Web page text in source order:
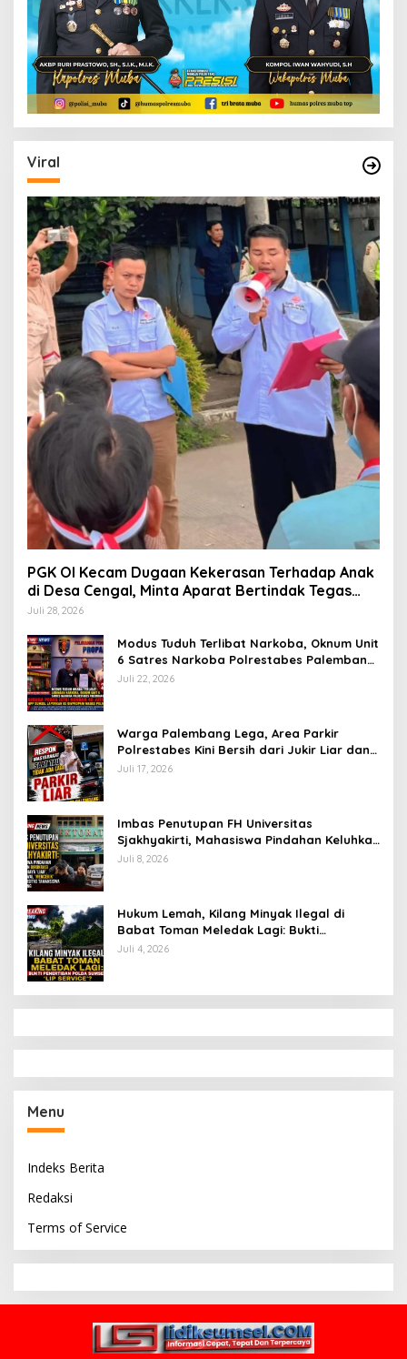
Viral
PGK OI Kecam Dugaan Kekerasan Terhadap Anak
di Desa Cengal, Minta Aparat Bertindak Tegas
Jika Terbukti
Juli 28, 2026
Modus Tuduh Terlibat Narkoba, Oknum Unit
6 Satres Narkoba Polrestabes Palembang
Diduga Peras Istri Korban Rp40 Juta, GPP
Juli 22, 2026
Warga Palembang Lega, Area Parkir
Polrestabes Kini Bersih dari Jukir Liar dan
Gratis
Juli 17, 2026
Imbas Penutupan FH Universitas
Sjakhyakirti, Mahasiswa Pindahan Keluhkan
Birokrasi Ruwet di Universitas Tamansiswa
Juli 8, 2026
Hukum Lemah, Kilang Minyak Ilegal di
Babat Toman Meledak Lagi: Bukti
Penertiban Polda Sumsel Hanya ‘Lip
Juli 4, 2026
Menu
Indeks Berita
Redaksi
Terms of Service